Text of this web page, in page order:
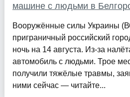
машине с людьми в
Вооружённые силы Украины
приграничный российский
ночь на 14 августа. Из-за
автомобиль с людьми. Трое
получили тяжёлые травмы,
ними сейчас — читайте...